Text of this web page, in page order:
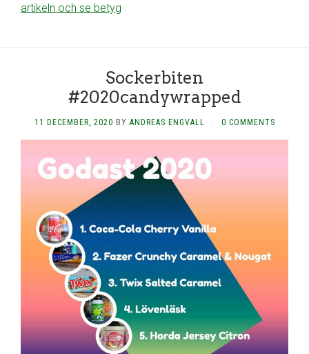
artikeln och se betyg
Sockerbiten
#2020candywrapped
11 DECEMBER, 2020 BY ANDREAS ENGVALL · 0 COMMENTS